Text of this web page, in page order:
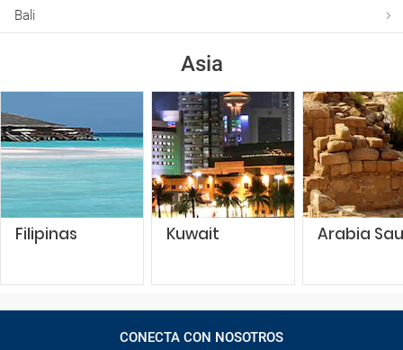
Bali
Asia
Filipinas Kuwait Arabia
CONECTA CON NOSOTROS